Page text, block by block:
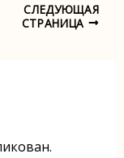
СЛЕДУЮЩАЯ
СТРАНИЦА